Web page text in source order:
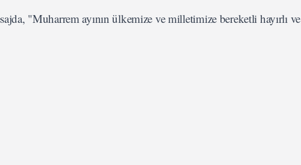
"Muharrem ayının ülkemize ve milletimize bereketli hayırlı ve